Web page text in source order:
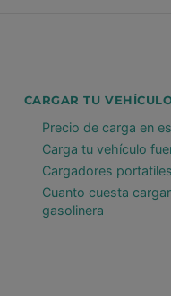
CARGAR TU
Precio de carga en
Carga tu vehículo
Cargadores
Cuanto cuesta
gasolinera